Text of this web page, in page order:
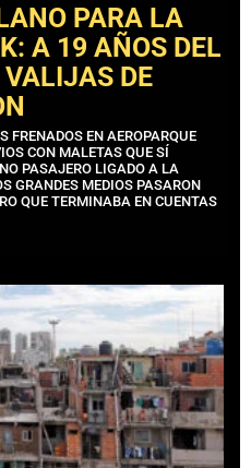
PARA LA
A 19 AÑOS DEL
VALIJAS DE
FRENADOS EN AEROPARQUE
CON MALETAS QUE SÍ
PASAJERO LIGADO A LA
GRANDES MEDIOS PASARON
QUE TERMINABA EN CUENTAS